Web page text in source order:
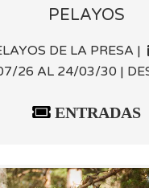
PELAYOS
DE LA PRESA |
26 AL 24/03/30 |
ENTRADAS